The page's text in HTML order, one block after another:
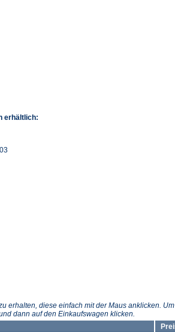
erhältlich:
erhalten, diese einfach mit der Maus anklicken.
dann auf den Einkaufswagen klicken.